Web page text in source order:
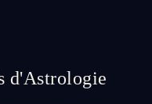
d'Astrologie